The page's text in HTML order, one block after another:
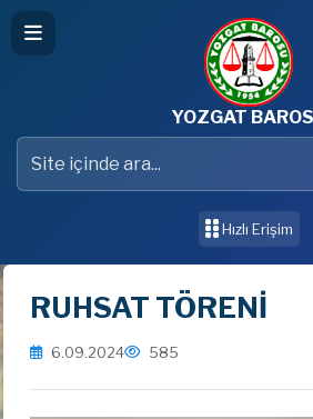
YOZGAT
Site içinde ara
Hızlı Erişim
RUHSAT TÖRENİ
6.09.2024 585